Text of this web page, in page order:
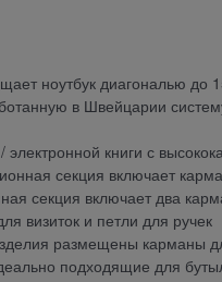
ноутбук диагональю до
в Швейцарии
книги с
секция включает
секция включает два
визиток и петли для ручек
размещены карманы
подходящие для